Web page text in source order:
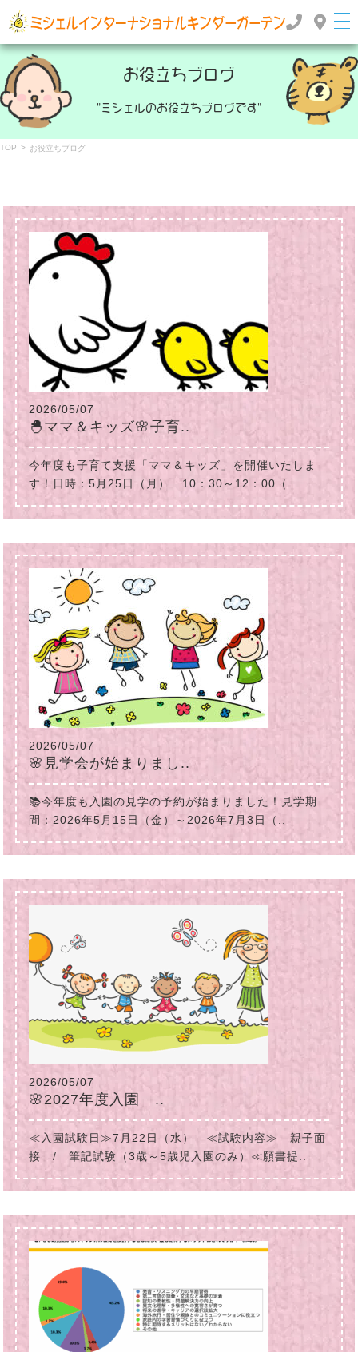
ーガーデン
お役立ちブログ
"ミシェルのお役立ちブログです"
TOP > お役立ちブログ
2026/05/07
🐣ママ＆キッズ🌸子育..
今年度も子育て支援「ママ＆キッズ」を開催いたしま
す！日時：5月25日（月） 10：30～12：00（..
2026/05/07
🌸見学会が始まりまし..
📚今年度も入園の見学の予約が始まりました！見学期
間：2026年5月15日（金）～2026年7月3日（..
2026/05/07
🌸2027年度入園 ..
≪入園試験日≫7月22日（水） ≪試験内容≫ 親子面
接 / 筆記試験（3歳～5歳児入園のみ）≪願書提..